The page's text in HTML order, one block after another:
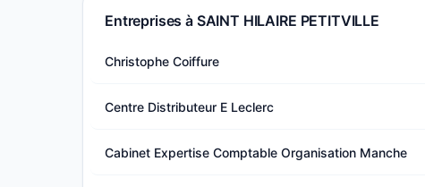
Entreprises à SAINT HILAIRE PETITVILLE
Christophe Coiffure
Centre Distributeur E Leclerc
Cabinet Expertise Comptable Organisation Manche